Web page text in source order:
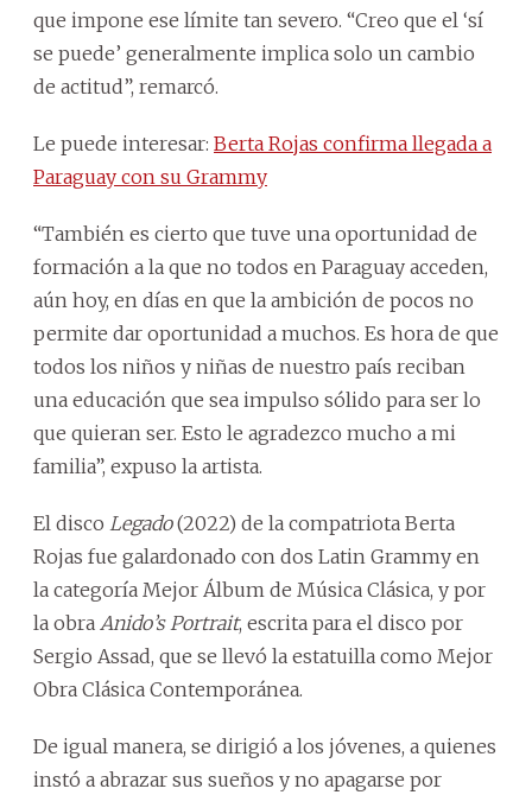
que impone ese límite tan severo. “Creo que el ‘sí
se puede’ generalmente implica solo un cambio
de actitud”, remarcó.
Le puede interesar: Berta Rojas confirma llegada a
Paraguay con su Grammy
“También es cierto que tuve una oportunidad de
formación a la que no todos en Paraguay acceden,
aún hoy, en días en que la ambición de pocos no
permite dar oportunidad a muchos. Es hora de que
todos los niños y niñas de nuestro país reciban
una educación que sea impulso sólido para ser lo
que quieran ser. Esto le agradezco mucho a mi
familia”, expuso la artista.
El disco Legado(2022) de la compatriota Berta
Rojas fue galardonado con dos Latin Grammy en
la categoría Mejor Álbum de Música Clásica, y por
la obra Anido’s Portrait, escrita para el disco por
Sergio Assad, que se llevó la estatuilla como Mejor
Obra Clásica Contemporánea.
De igual manera, se dirigió a los jóvenes, a quienes
instó a abrazar sus sueños y no apagarse por